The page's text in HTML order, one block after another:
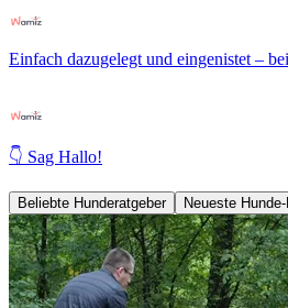
Einfach dazugelegt und eingenistet –
👇 Sag Hallo!
Beliebte Hunderatgeber Neueste